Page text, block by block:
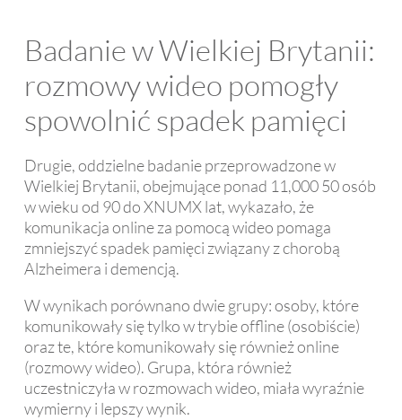
Badanie w Wielkiej Brytanii:
rozmowy wideo pomogły
spowolnić spadek pamięci
Drugie, oddzielne badanie przeprowadzone w
Wielkiej Brytanii, obejmujące ponad 11,000 50 osób
w wieku od 90 do XNUMX lat, wykazało, że
komunikacja online za pomocą wideo pomaga
zmniejszyć spadek pamięci związany z chorobą
Alzheimera i demencją.
W wynikach porównano dwie grupy: osoby, które
komunikowały się tylko w trybie offline (osobiście)
oraz te, które komunikowały się również online
(rozmowy wideo). Grupa, która również
uczestniczyła w rozmowach wideo, miała wyraźnie
wymierny i lepszy wynik.